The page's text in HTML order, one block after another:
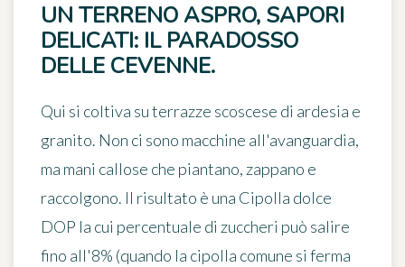
UN TERRENO ASPRO, SAPORI
DELICATI: IL PARADOSSO
DELLE CEVENNE.
Qui si coltiva su terrazze scoscese di ardesia e
granito. Non ci sono macchine all'avanguardia,
ma mani callose che piantano, zappano e
raccolgono. Il risultato è una Cipolla dolce
DOP la cui percentuale di zuccheri può salire
fino all'8% (quando la cipolla comune si ferma